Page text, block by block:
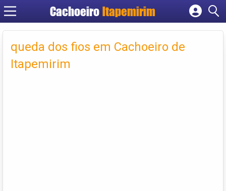
Cachoeiro Itapemirim
Cadastrar empresa
Criar conta
queda dos fios em Cachoeiro de
Itapemirim